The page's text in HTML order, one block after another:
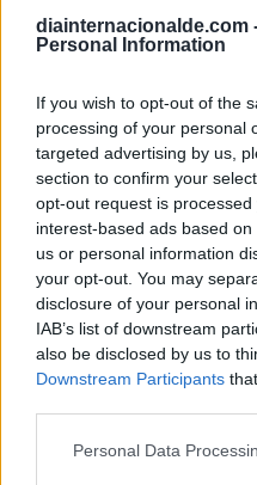
diainternacionalde.com
Personal Information
If you wish to opt-out of the
processing of your personal
targeted advertising by us,
section to confirm your
opt-out request is
interest-based ads based
us or personal information
your opt-out. You may
disclosure of your personal
IAB’s list of downstream
also be disclosed by us to
Downstream Participants
Personal Data
12 de septiembre -
Día Internacional
12 de septiembre -
Día Mundial de los
12 de septiembre -
Día del Bienestar
13 de septiembre -
Día Internacional
13 de septiembre -
Día Mundial de la
13 de septiembre -
Día del